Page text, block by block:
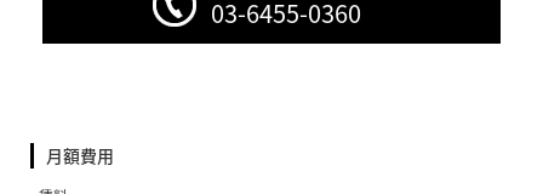
03-6455-0360
月額費用